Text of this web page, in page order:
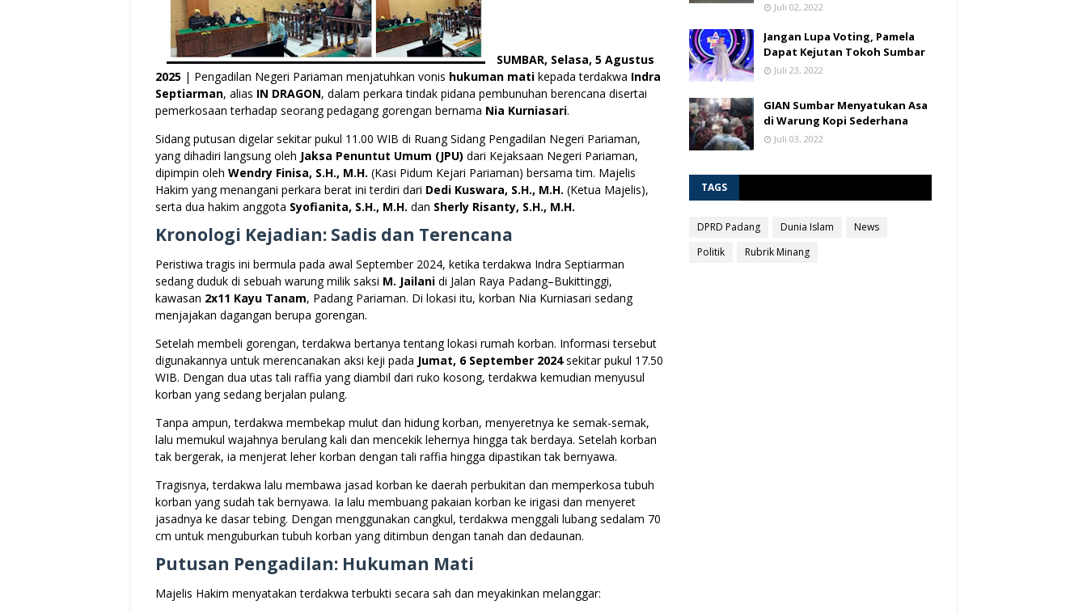
SUMBAR, Selasa, 5 Agustus
2025 | Pengadilan Negeri Pariaman menjatuhkan vonis hukuman mati kepada terdakwa Indra
Septiarman, alias IN DRAGON, dalam perkara tindak pidana pembunuhan berencana disertai
pemerkosaan terhadap seorang pedagang gorengan bernama Nia Kurniasari.
Sidang putusan digelar sekitar pukul 11.00 WIB di Ruang Sidang Pengadilan Negeri Pariaman,
yang dihadiri langsung oleh Jaksa Penuntut Umum (JPU) dari Kejaksaan Negeri Pariaman,
dipimpin oleh Wendry Finisa, S.H., M.H. (Kasi Pidum Kejari Pariaman) bersama tim. Majelis
Hakim yang menangani perkara berat ini terdiri dari Dedi Kuswara, S.H., M.H. (Ketua Majelis),
serta dua hakim anggota Syofianita, S.H., M.H. dan Sherly Risanty, S.H., M.H.
Kronologi Kejadian: Sadis dan Terencana
Peristiwa tragis ini bermula pada awal September 2024, ketika terdakwa Indra Septiarman
sedang duduk di sebuah warung milik saksi M. Jailani di Jalan Raya Padang–Bukittinggi,
kawasan 2x11 Kayu Tanam, Padang Pariaman. Di lokasi itu, korban Nia Kurniasari sedang
menjajakan dagangan berupa gorengan.
Setelah membeli gorengan, terdakwa bertanya tentang lokasi rumah korban. Informasi tersebut
digunakannya untuk merencanakan aksi keji pada Jumat, 6 September 2024sekitar pukul 17.50
WIB. Dengan dua utas tali raffia yang diambil dari ruko kosong, terdakwa kemudian menyusul
korban yang sedang berjalan pulang.
Tanpa ampun, terdakwa membekap mulut dan hidung korban, menyeretnya ke semak-semak,
lalu memukul wajahnya berulang kali dan mencekik lehernya hingga tak berdaya. Setelah korban
tak bergerak, ia menjerat leher korban dengan tali raffia hingga dipastikan tak bernyawa.
Tragisnya, terdakwa lalu membawa jasad korban ke daerah perbukitan dan memperkosa tubuh
korban yang sudah tak bernyawa. Ia lalu membuang pakaian korban ke irigasi dan menyeret
jasadnya ke dasar tebing. Dengan menggunakan cangkul, terdakwa menggali lubang sedalam 70
cm untuk menguburkan tubuh korban yang ditimbun dengan tanah dan dedaunan.
Putusan Pengadilan: Hukuman Mati
Majelis Hakim menyatakan terdakwa terbukti secara sah dan meyakinkan melanggar:
Juli 02, 2022
Jangan Lupa Voting, Pamela
Dapat Kejutan Tokoh Sumbar
Juli 23, 2022
GIAN Sumbar Menyatukan Asa
di Warung Kopi Sederhana
Juli 03, 2022
TAGS
DPRD Padang Dunia Islam
News
Politik
Rubrik Minang